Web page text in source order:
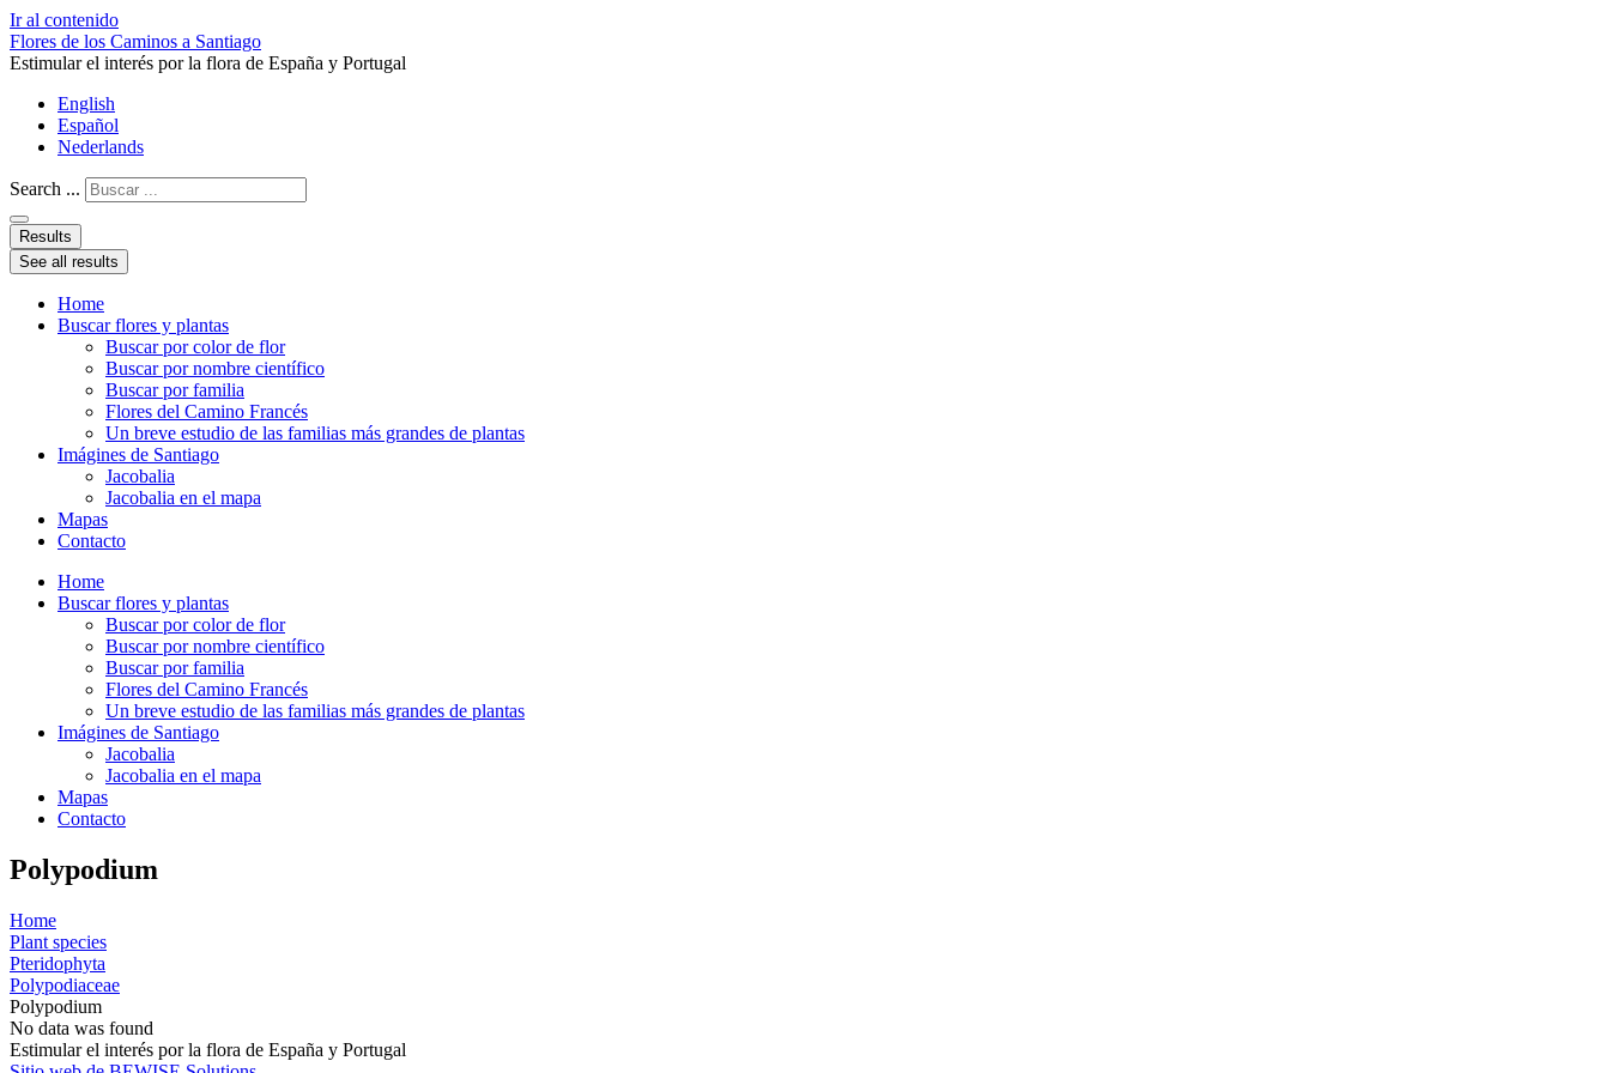
Ir al contenido
Flores de los Caminos a Santiago
Estimular el interés por la flora de España y Portugal
English
Español
Nederlands
Search ...
Results
See all results
Home
Buscar flores y plantas
Buscar por color de flor
Buscar por nombre científico
Buscar por familia
Flores del Camino Francés
Un breve estudio de las familias más grandes de plantas
Imágines de Santiago
Jacobalia
Jacobalia en el mapa
Mapas
Contacto
Home
Buscar flores y plantas
Buscar por color de flor
Buscar por nombre científico
Buscar por familia
Flores del Camino Francés
Un breve estudio de las familias más grandes de plantas
Imágines de Santiago
Jacobalia
Jacobalia en el mapa
Mapas
Contacto
Polypodium
Home
Plant species
Pteridophyta
Polypodiaceae
Polypodium
No data was found
Estimular el interés por la flora de España y Portugal